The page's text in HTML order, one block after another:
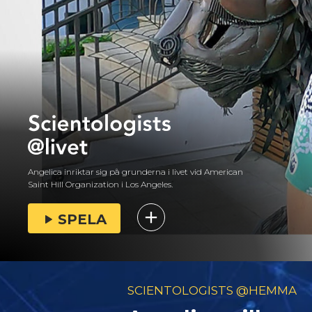
Angelica inriktar sig på grunderna i livet vid American
Saint Hill Organization i Los Angeles.
SPELA
SCIENTOLOGISTS @HEMMA